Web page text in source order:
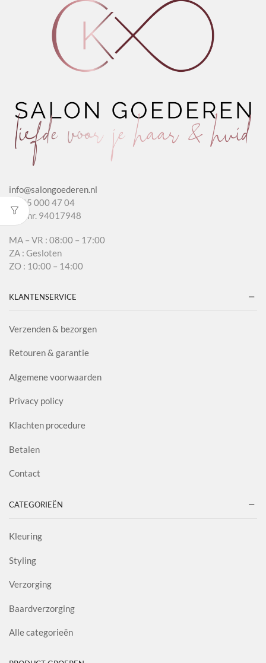
info@salongoederen.nl
T 085 000 47 04
KvK nr. 94017948
MA – VR : 08:00 – 17:00
ZA : Gesloten
ZO : 10:00 – 14:00
KLANTENSERVICE
Verzenden & bezorgen
Retouren & garantie
Algemene voorwaarden
Privacy policy
Klachten procedure
Betalen
Contact
CATEGORIEËN
Kleuring
Styling
Verzorging
Baardverzorging
Alle categorieën